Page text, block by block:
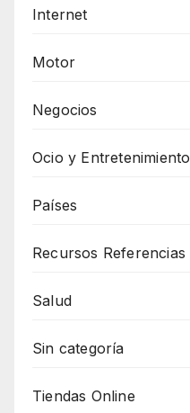
Internet
Motor
Negocios
Ocio y Entretenimiento
Países
Recursos Referencias
Salud
Sin categoría
Tiendas Online